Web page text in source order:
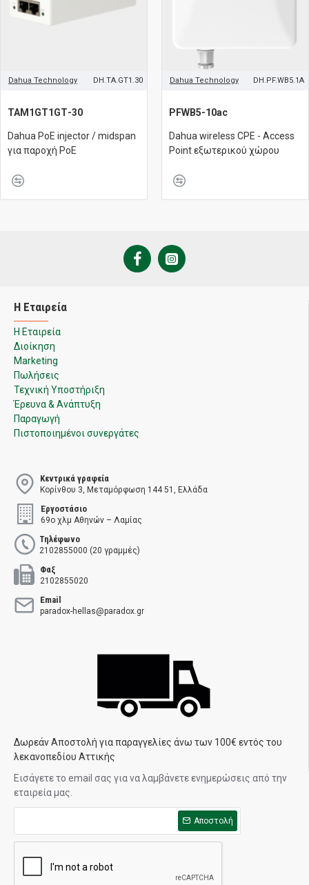
Dahua Technology DH.TA.GT1.30
TAM1GT1GΤ-30
Dahua PoE injector / midspan
για παροχή PoE
Dahua Technology DH.PF.WB5.1A
PFWB5-10ac
Dahua wireless CPE - Access
Point εξωτερικού χώρου
Η Εταιρεία
Η Εταιρεία
Διοίκηση
Marketing
Πωλήσεις
Τεχνική Υποστήριξη
Έρευνα & Ανάπτυξη
Παραγωγή
Πιστοποιημένοι συνεργάτες
Κεντρικά γραφεία
Κορίνθου 3, Μεταμόρφωση 144 51, Ελλάδα
Εργοστάσιο
69ο χλμ Αθηνών – Λαμίας
Τηλέφωνο
2102855000 (20 γραμμές)
Φαξ
2102855020
Email
paradox-hellas@paradox.gr
Δωρεάν Αποστολή για παραγγελίες άνω των 100€ εντός του
λεκανοπεδίου Αττικής
Εισάγετε το email σας για να λαμβάνετε ενημερώσεις από την
εταιρεία μας.
Αποστολή